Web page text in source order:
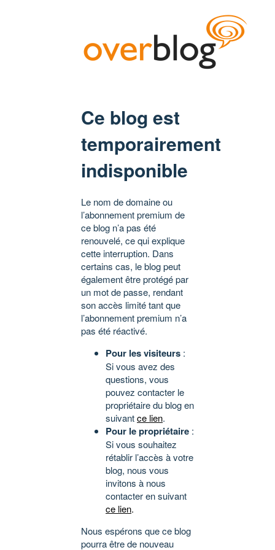
Ce blog est
temporairement
indisponible
Le nom de domaine ou
l’abonnement premium de
ce blog n’a pas été
renouvelé, ce qui explique
cette interruption. Dans
certains cas, le blog peut
également être protégé par
un mot de passe, rendant
son accès limité tant que
l’abonnement premium n’a
pas été réactivé.
Pour les visiteurs :
Si vous avez des
questions, vous
pouvez contacter le
propriétaire du blog en
suivantce lien.
Pour le propriétaire :
Si vous souhaitez
rétablir l’accès à votre
blog, nous vous
invitons à nous
contacter en suivant
ce lien.
Nous espérons que ce blog
pourra être de nouveau